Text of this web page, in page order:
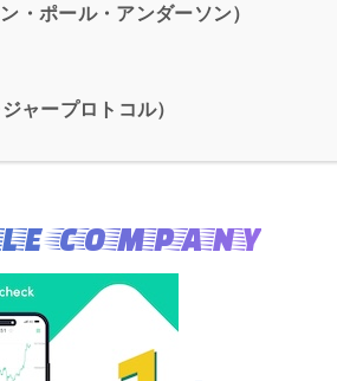
ポール・アンダーソン）
ープロトコル）
company